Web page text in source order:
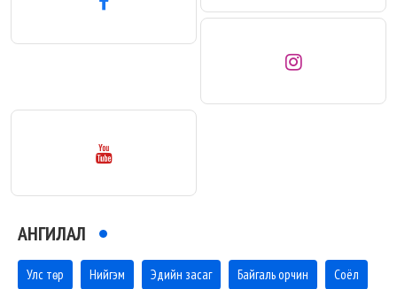
АНГИЛАЛ
Улс төр Нийгэм Эдийн засаг Байгаль орчин Соёл